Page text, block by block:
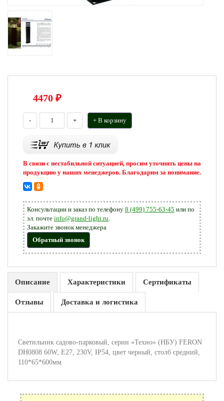
4470 ₽
- + + В корзину
В связи с нестабильной ситуацией, просим уточнять цены на
продукцию у наших менеджеров. Благодарим за понимание.
Консультации и заказ по телефону 8 (499) 755-63-45 или по
эл. почте info@grand-light.ru.
Закажите звонок менеджера
Обратный звонок
Описание Характеристики Сертификаты
Отзывы Доставка и логистика
Светильник садово-парковый, серии «Техно» (НБУ) FERON
DH0808 60W, E27, 230V, IP54, цвет черный, столб средний,
110*65*600мм